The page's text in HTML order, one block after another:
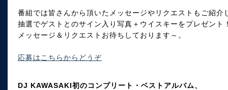
番組では皆さんから頂いたメッセージやリクエストもご紹介
抽選でゲストとのサイン入り写真＋ウイスキーをプレゼント
メッセージ＆リクエストお待ちしております～。
応募はこちらからどうぞ
DJ KAWASAKI初のコンプリート・ベストアルバム、